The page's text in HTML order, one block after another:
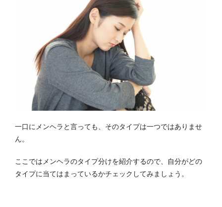
一口にメンヘラと言っても、そのタイプは一つではありませ
ん。
ここではメンヘラのタイプ分けを紹介するので、自分がどの
タイプに当てはまっているかチェックしてみましょう。